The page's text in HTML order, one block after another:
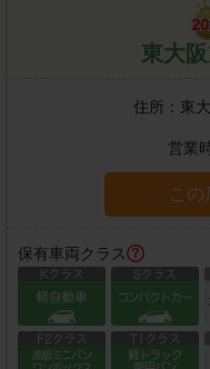
東大
住所： 東
営業
こ
保有車両クラス